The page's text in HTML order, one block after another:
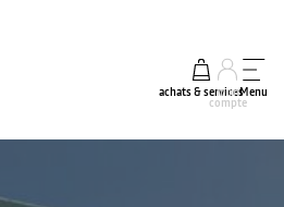
achats & services
mon
compte
Menu